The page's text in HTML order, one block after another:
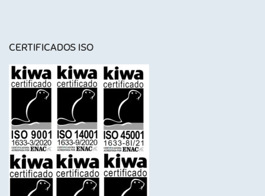
CERTIFICADOS ISO